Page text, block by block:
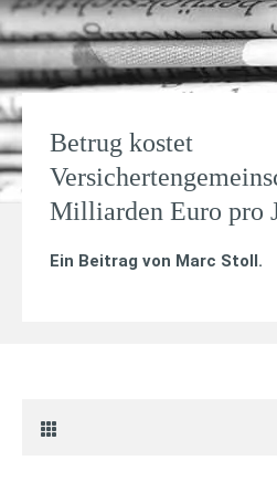
Betrug kostet
Milliarden Euro pro
Ein Beitrag von Marc Stoll.